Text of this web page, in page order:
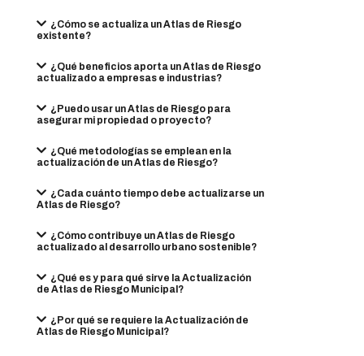
¿Cómo se actualiza un Atlas de Riesgo
existente?
¿Qué beneficios aporta un Atlas de Riesgo
actualizado a empresas e industrias?
¿Puedo usar un Atlas de Riesgo para
asegurar mi propiedad o proyecto?
¿Qué metodologías se emplean en la
actualización de un Atlas de Riesgo?
¿Cada cuánto tiempo debe actualizarse un
Atlas de Riesgo?
¿Cómo contribuye un Atlas de Riesgo
actualizado al desarrollo urbano sostenible?
¿Qué es y para qué sirve la Actualización
de Atlas de Riesgo Municipal?
¿Por qué se requiere la Actualización de
Atlas de Riesgo Municipal?